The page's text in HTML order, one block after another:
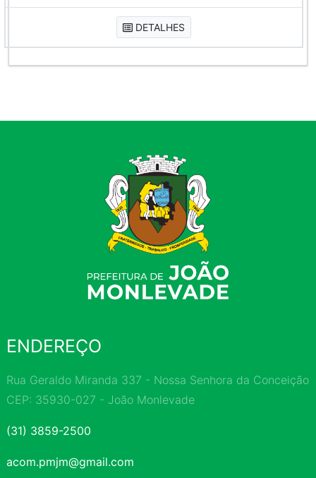
DETALHES
ENDEREÇO
Rua Geraldo Miranda 337 - Nossa Senhora da Conceição
CEP: 35930-027 - João Monlevade
(31) 3859-2500
acom.pmjm@gmail.com